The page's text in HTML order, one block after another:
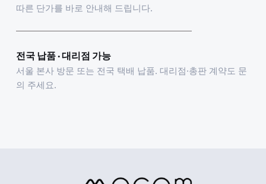
따른 단가를 바로 안내해 드립니다.
전국 납품 · 대리점 가능
서울 본사 방문 또는 전국 택배 납품. 대리점·총판 계약도 문
의 주세요.